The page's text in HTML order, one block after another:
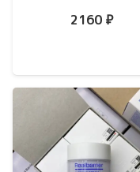
2160 ₽